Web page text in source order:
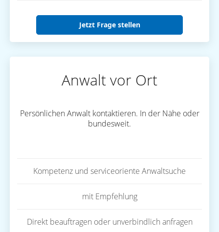
Jetzt Frage stellen
Anwalt vor Ort
Persönlichen Anwalt kontaktieren. In der Nähe oder
bundesweit.
Kompetenz und serviceoriente Anwaltsuche
mit Empfehlung
Direkt beauftragen oder unverbindlich anfragen